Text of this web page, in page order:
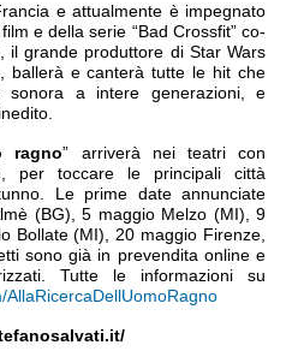
e attualmente è impegnato
e della serie “Bad Crossfit” co-
il grande produttore di Star Wars
ballerà e canterà tutte le hit che
sonora a intere generazioni, e
ragno” arriverà nei teatri con
per toccare le principali città
Le prime date annunciate
(BG), 5 maggio Melzo (MI), 9
Bollate (MI), 20 maggio Firenze,
sono già in prevendita online e
Tutte le informazioni su